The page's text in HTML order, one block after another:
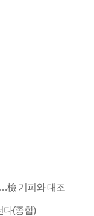
…檢 기피와 대조
다(종합)